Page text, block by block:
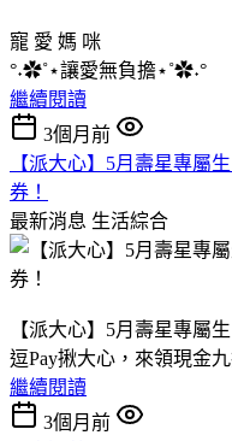
寵 愛 媽 咪
°˖✿˚⋆讓愛無負擔⋆˚✿˖°
繼續閱讀
3個月前
【派大心】5月壽星專屬
券！
最新消息 生活綜合
【派大心】5月壽星專屬
逗Pay揪大心，來領現金九
繼續閱讀
3個月前